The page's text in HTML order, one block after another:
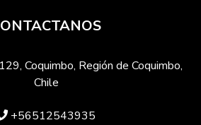
Coquimbo, Región de Coquimbo,
Chile
+56512543935